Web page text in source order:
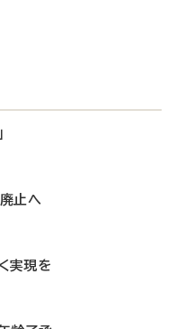
止へ
実現を